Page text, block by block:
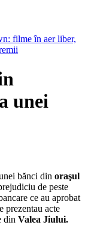
filme în aer liber,
unei
bănci din oraşul
de peste
ce au aprobat
prezentau acte
din Valea Jiului.